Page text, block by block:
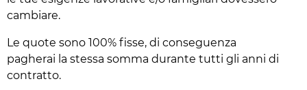
cambiare.
Le quote sono 100% fisse, di conseguenza
pagherai la stessa somma durante tutti gli anni di
contratto.